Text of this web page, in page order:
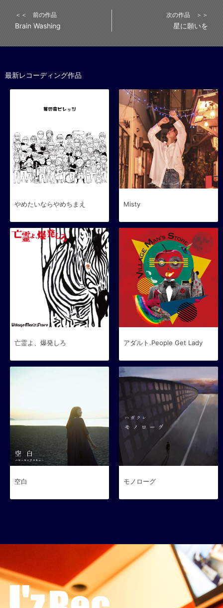
＜＜ 前の作品
Brain Washing
次の作品 ＞＞
星に願いを
最新レコーディング作品
やめたいならやめちまえ Misty
亡霊よ、爆発しろ アダルト.People Get Lady
空白 モノローグ